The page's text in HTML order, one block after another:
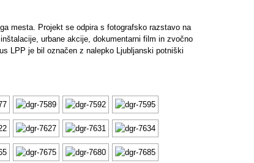
mesta. Projekt se odpira s fotografsko razstavo na
urbane akcije, dokumentarni film in zvočno
LPP je bil označen z nalepko Ljubljanski potniški